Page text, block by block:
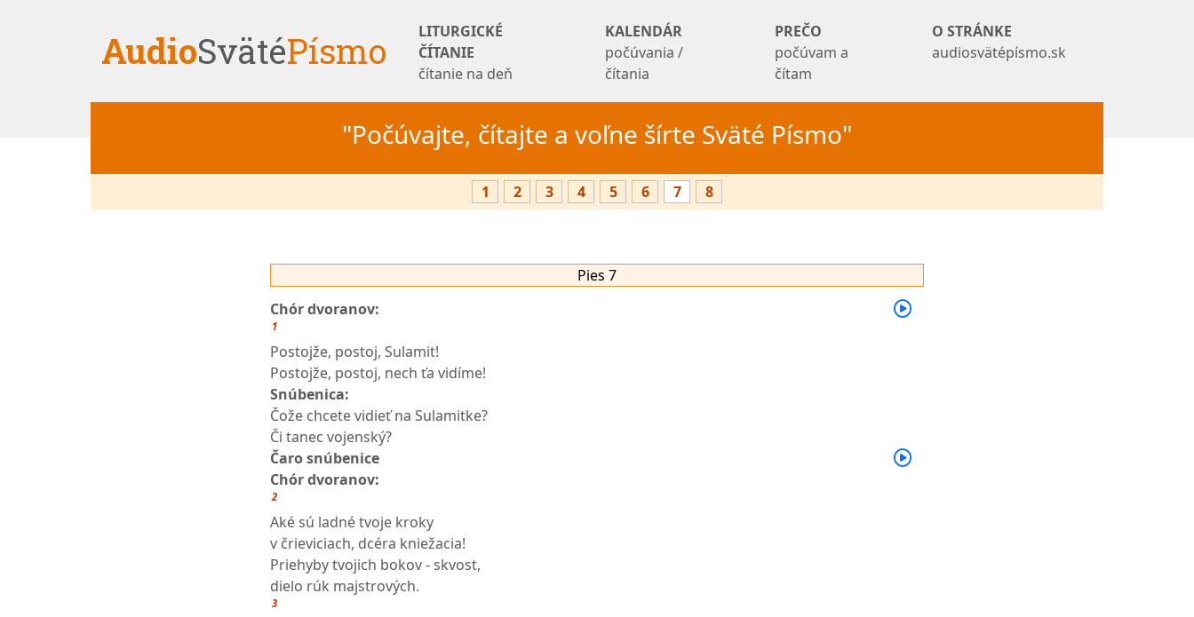
AudioSvätéPísmo
LITURGICKÉ
ČÍTANIE
čítanie na deň
KALENDÁR
počúvania /
čítania
PREČO
počúvam a
čítam
O STRÁNKE
audiosvätépísmo.sk
"Počúvajte, čítajte a voľne šírte Sväté Písmo"
1 2 3 4 5 6 7 8
Pies 7
Chór dvoranov:
1
Postojže, postoj, Sulamit!
Postojže, postoj, nech ťa vidíme!
Snúbenica:
Čože chcete vidieť na Sulamitke?
Či tanec vojenský?
Čaro snúbenice
Chór dvoranov:
2
Aké sú ladné tvoje kroky
v črieviciach, dcéra kniežacia!
Priehyby tvojich bokov - skvost,
dielo rúk majstrových.
3